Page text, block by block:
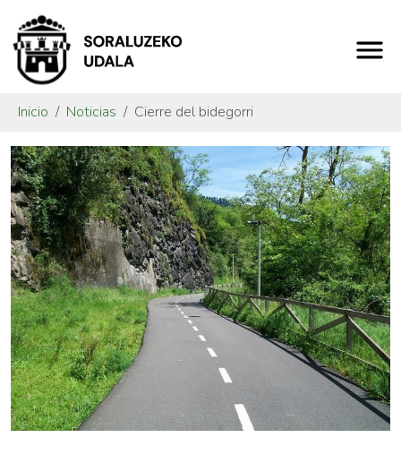
Inicio Noticias Cierre del bidegorri